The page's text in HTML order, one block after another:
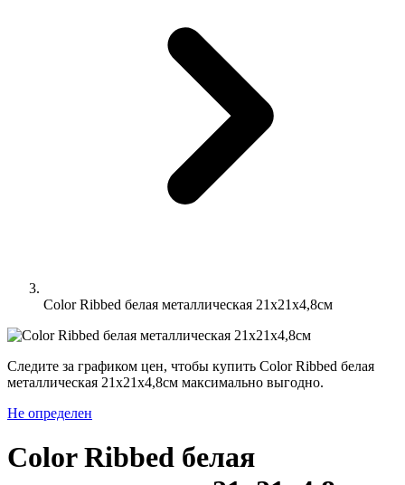
Color Ribbed белая металлическая 21х21х4,8cм
Следите за графиком цен, чтобы купить Color Ribbed белая
металлическая 21х21х4,8cм максимально выгодно.
Не определен
Color Ribbed белая